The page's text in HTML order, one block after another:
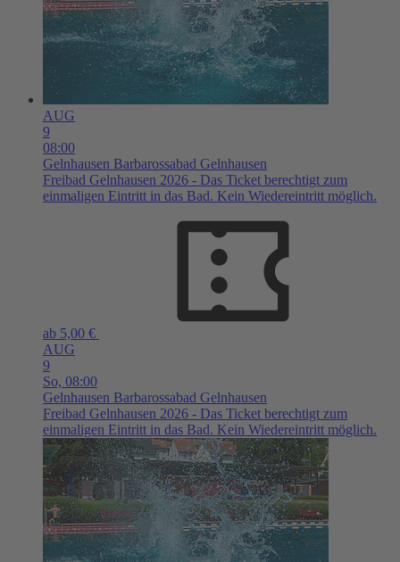
AUG
9
08:00
Gelnhausen Barbarossabad Gelnhausen
Freibad Gelnhausen 2026 - Das Ticket berechtigt zum
einmaligen Eintritt in das Bad. Kein Wiedereintritt möglich.
ab 5,00 €
AUG
9
So, 08:00
Gelnhausen Barbarossabad Gelnhausen
Freibad Gelnhausen 2026 - Das Ticket berechtigt zum
einmaligen Eintritt in das Bad. Kein Wiedereintritt möglich.